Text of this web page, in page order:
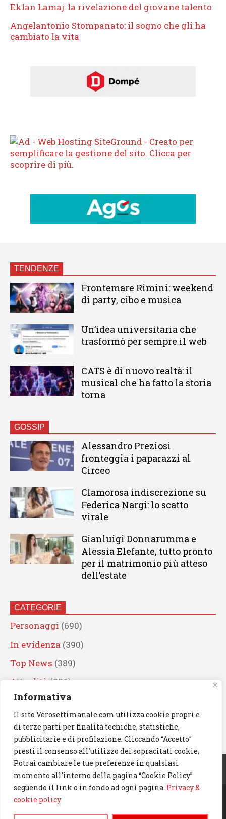
Informativa
Il sito Verosettimanale.com utilizza cookie propri e
di terze parti per finalità tecniche, statistiche,
pubblicitarie e di profilazione. Cliccando “Accetto”
presti il consenso all'utilizzo dei sopracitati cookie,
Potrai cambiare le tue preferenze in qualsiasi
momento all'interno della pagina “Cookie Policy”
seguendo il link o in fondo ad ogni pagina. Privacy &
cookie policy
Eklan Lamaj: la rivelazione del giovane talento
Angelantonio Stompanato: il sogno che gli ha
cambiato la vita
TENDENZE
Frontemare Rimini: weekend
di party, cibo e musica
Un’idea universitaria che
trasformò per sempre il web
CATS è di nuovo realtà: il
musical che ha fatto la storia
torna
GOSSIP
Alessandro Preziosi
fronteggia i paparazzi al
Circeo
Clamorosa indiscrezione su
Federica Nargi: lo scatto
virale
Gianluigi Donnarumma e
Alessia Elefante, tutto pronto
per il matrimonio più atteso
dell’estate
CATEGORIE
Personaggi (690)
In evidenza (390)
Top News (389)
Attualità (336)
Eventi(330)
Artisti (241)
News(239)
Cerca
© 2023 Verosettimanale.com. All rights reserved.